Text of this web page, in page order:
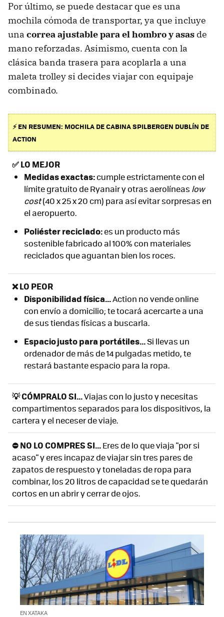
Por último, se puede destacar que es una
mochila cómoda de transportar, ya que incluye
una correa ajustable para el hombro y asas de
mano reforzadas. Asimismo, cuenta con la
clásica banda trasera para acoplarla a una
maleta trolley si decides viajar con equipaje
combinado.
⚡ EN RESUMEN: MOCHILA DE CABINA SPILBERGEN DUBLÍN DE
ACTION
✅LO MEJOR
Medidas exactas:cumple estrictamente con el
límite gratuito de Ryanair y otras aerolíneas low
cost(40 x 25 x 20 cm) para así evitar sorpresas en
el aeropuerto.
Poliéster reciclado:es un producto más
sostenible fabricado al 100% con materiales
reciclados que aguantan bien los roces.
❌ LO PEOR
Disponibilidad física...Action no vende online
con envío a domicilio; te tocará acercarte a una
de sus tiendas físicas a buscarla.
Espacio justo para portátiles...Si llevas un
ordenador de más de 14 pulgadas metido, te
restará bastante espacio para la ropa.
💡 CÓMPRALO SI...Viajas con lo justo y necesitas
compartimentos separados para los dispositivos, la
cartera y el neceser de viaje.
⛔ NO LO COMPRES SI...Eres de lo que viaja "por si
acaso" y eres incapaz de viajar sin tres pares de
zapatos de respuesto y toneladas de ropa para
combinar, los 20 litros de capacidad se te quedarán
cortos en un abrir y cerrar de ojos.
EN XATAKA